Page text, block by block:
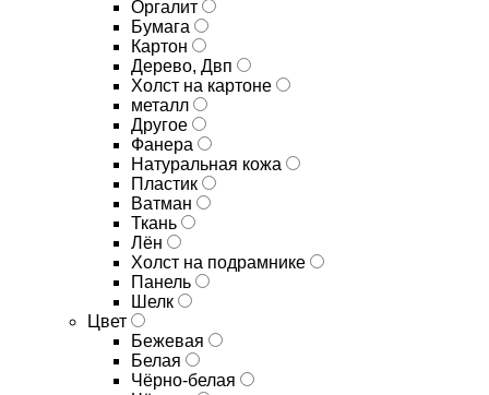
Оргалит
Бумага
Картон
Дерево, Двп
Холст на картоне
металл
Другое
Фанера
Натуральная кожа
Пластик
Ватман
Ткань
Лён
Холст на подрамнике
Панель
Шелк
Цвет
Бежевая
Белая
Чёрно-белая